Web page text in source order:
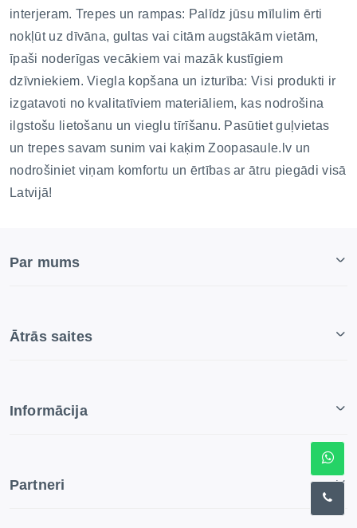
interjeram. Trepes un rampas: Palīdz jūsu mīlulim ērti
nokļūt uz dīvāna, gultas vai citām augstākām vietām,
īpaši noderīgas vecākiem vai mazāk kustīgiem
dzīvniekiem. Viegla kopšana un izturība: Visi produkti ir
izgatavoti no kvalitatīviem materiāliem, kas nodrošina
ilgstošu lietošanu un vieglu tīrīšanu. Pasūtiet guļvietas
un trepes savam sunim vai kaķim Zoopasaule.lv un
nodrošiniet viņam komfortu un ērtības ar ātru piegādi visā
Latvijā!
Par mums
Ātrās saites
Informācija
Partneri